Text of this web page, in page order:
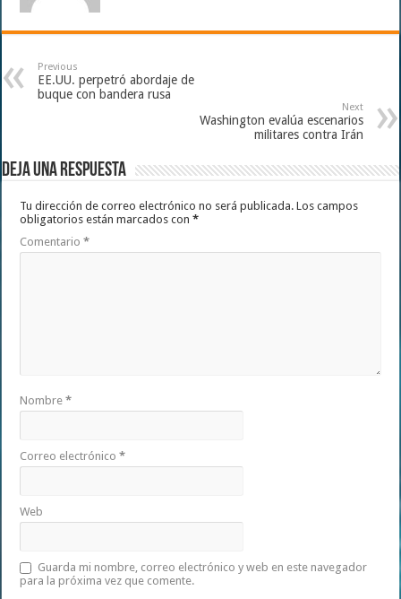
Previous
EE.UU. perpetró abordaje de
buque con bandera rusa
Next
Washington evalúa escenarios
militares contra Irán
Deja una respuesta
Tu dirección de correo electrónico no será publicada. Los campos
obligatorios están marcados con*
Comentario*
Nombre*
Correo electrónico*
Web
Guarda mi nombre, correo electrónico y web en este navegador
para la próxima vez que comente.